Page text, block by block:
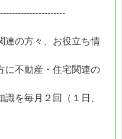
連の方々、お役立ち情
に不動産・住宅関連の
を毎月２回（１日、